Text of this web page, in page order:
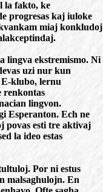
la fakto, ke
progresas kaj iuloke
miaj konkludoj
lingva ekstremismo. Ni
uzi nur kun
klubo, lernu
renkontas
lingvon.
Esperanton. Ech ne
povas esti tre aktivaj
la ideo estas
Por ni estus
malsaghulojn. En